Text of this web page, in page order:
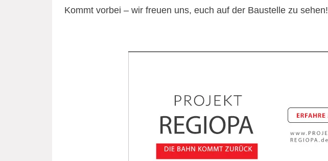
Kommt vorbei – wir freuen uns, euch auf der Baustelle zu sehen!